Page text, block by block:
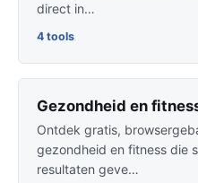
direct in…
4 tools
Gezondheid en
Ontdek gratis,
gezondheid en fitness die
resultaten geve…